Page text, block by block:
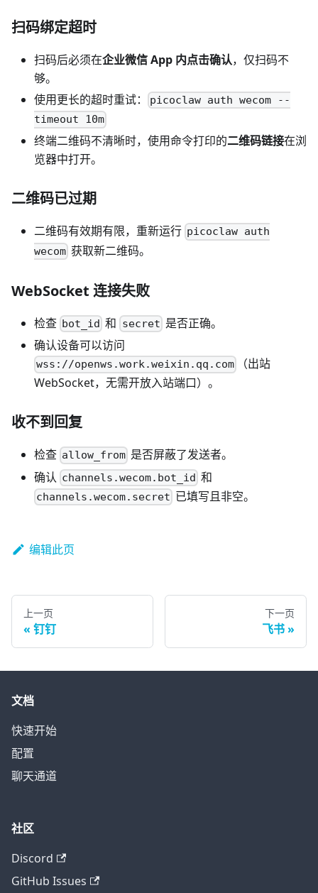
扫码绑定超时
扫码后必须在企业微信 App 内点击确认，仅扫码不
够。
使用更长的超时重试：
picoclaw auth wecom --
timeout 10m
终端二维码不清晰时，使用命令打印的二维码链接在浏
览器中打开。
二维码已过期
二维码有效期有限，重新运行 picoclaw auth
wecom 获取新二维码。
WebSocket 连接失败
检查 bot_id 和 secret 是否正确。
确认设备可以访问
wss://openws.work.weixin.qq.com
（出站
WebSocket，无需开放入站端口）。
收不到回复
检查 allow_from 是否屏蔽了发送者。
确认 channels.wecom.bot_id 和
channels.wecom.secret 已填写且非空。
编辑此页
上一页
钉钉
下一页
飞书
文档
快速开始
配置
聊天通道
社区
Discord
GitHub Issues